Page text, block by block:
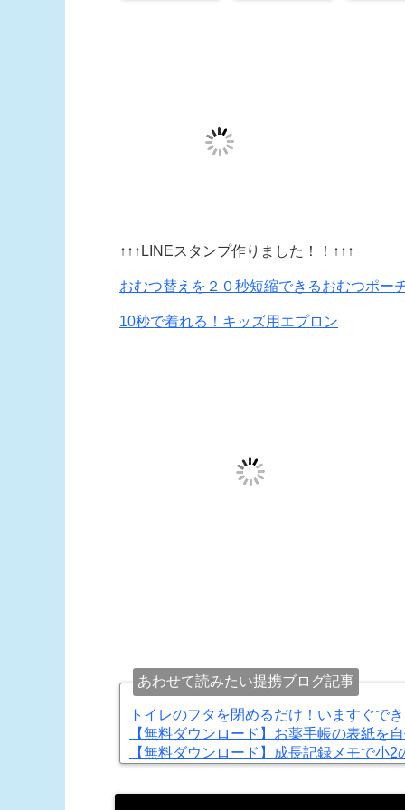
↑↑↑LINEスタンプ作りました！！↑↑↑
おむつ替えを２０秒短縮できるおむつポー
10秒で着れる！キッズ用エプロン
あわせて読みたい提携ブログ記事
トイレのフタを閉めるだけ！いますぐで
【無料ダウンロード】お薬手帳の表紙を
【無料ダウンロード】成長記録メモで小